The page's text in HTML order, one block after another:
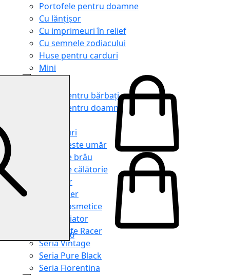
Portofele pentru doamne
Cu lănțișor
Cu imprimeuri în relief
Cu semnele zodiacului
Huse pentru carduri
Mini
Genți pentru bărbați
Genți pentru doamne
Serviete
Rucsacuri
Genți peste umăr
Genți de brâu
Genți de călătorie
Shopper
Organiser
Truse cosmetice
Seria Aviator
Seria Cafe Racer
Seria Vintage
Seria Pure Black
Seria Fiorentina
0